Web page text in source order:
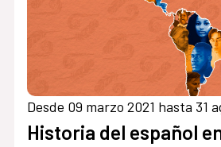
Desde 09 marzo 2021 hasta 31
Historia del español